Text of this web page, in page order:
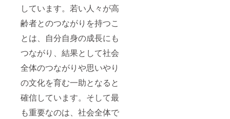
しています。若い人々が高
齢者とのつながりを持つこ
とは、自分自身の成長にも
つながり、結果として社会
全体のつながりや思いやり
の文化を育む一助となると
確信しています。そして最
も重要なのは、社会全体で